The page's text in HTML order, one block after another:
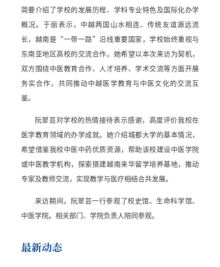
简要介绍了学校的发展历程、学科专业特色及国际化办学
概况。于丽表示，中越两国山水相连、传统友谊源远流
长，越南是“一带一路”沿线重要国家，学校始终重视与
东南亚地区高校的交流合作。她希望以本次来访为契机，
双方围绕中医教育合作、人才培养、学术交流等方面开展
务实合作，共同推动中越医学教育与中医文化的交流互
鉴。
阮翠芸对学校的热情接待表示感谢，高度评价我校在
医学教育领域的办学成就。她介绍城都大学的基本情况，
希望借鉴我校中医中药优质资源，帮助该校建设中医学院
或中医教学机构，探索搭建越南来华留学培养基地，推动
专家及教师交流，实现教学与医疗相结合共发展。
来访期间，阮翠芸一行参观了校史馆、生命科学馆、
中医学院。相关部门、学院负责人陪同参观。
最新动态